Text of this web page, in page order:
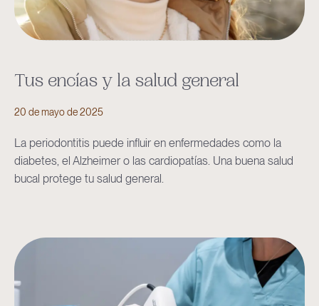
Tus encías y la salud general
20 de mayo de 2025
La periodontitis puede influir en enfermedades como la
diabetes, el Alzheimer o las cardiopatías. Una buena salud
bucal protege tu salud general.